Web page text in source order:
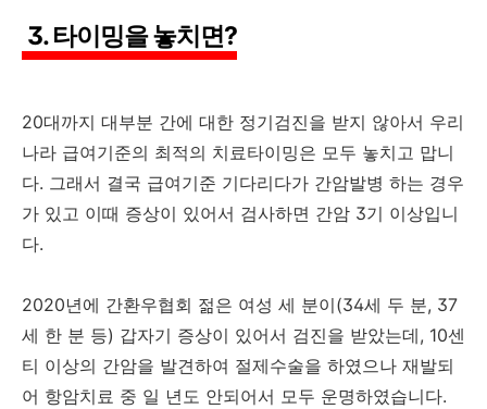
3. 타이밍을 놓치면?
20대까지 대부분 간에 대한 정기검진을 받지 않아서 우리
나라 급여기준의 최적의 치료타이밍은 모두 놓치고 맙니
다. 그래서 결국 급여기준 기다리다가 간암발병 하는 경우
가 있고 이때 증상이 있어서 검사하면 간암 3기 이상입니
다.
2020년에 간환우협회 젊은 여성 세 분이(34세 두 분, 37
세 한 분 등) 갑자기 증상이 있어서 검진을 받았는데, 10센
티 이상의 간암을 발견하여 절제수술을 하였으나 재발되
어 항암치료 중 일 년도 안되어서 모두 운명하였습니다.